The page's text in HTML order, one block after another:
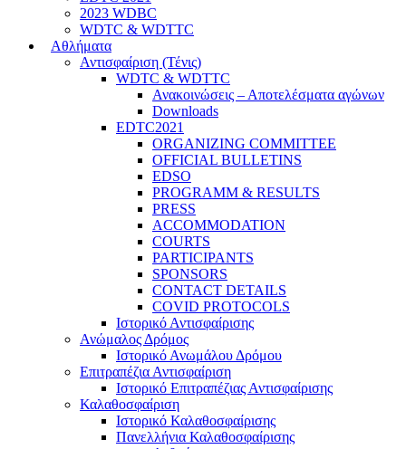
2023 WDBC
WDTC & WDTTC
Αθλήματα
Αντισφαίριση (Τένις)
WDTC & WDTTC
Ανακοινώσεις – Αποτελέσματα αγώνων
Downloads
EDTC2021
ORGANIZING COMMITTEE
OFFICIAL BULLETINS
EDSO
PROGRAMM & RESULTS
PRESS
ACCOMMODATION
COURTS
PARTICIPANTS
SPONSORS
CONTACT DETAILS
COVID PROTOCOLS
Ιστορικό Αντισφαίρισης
Ανώμαλος Δρόμος
Ιστορικό Ανωμάλου Δρόμου
Επιτραπέζια Αντισφαίριση
Ιστορικό Επιτραπέζιας Αντισφαίρισης
Καλαθοσφαίριση
Ιστορικό Καλαθοσφαίρισης
Πανελλήνια Καλαθοσφαίρισης